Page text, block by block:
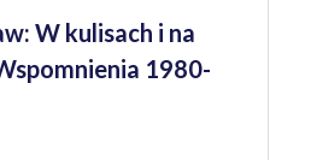
W kulisach i na
1980-